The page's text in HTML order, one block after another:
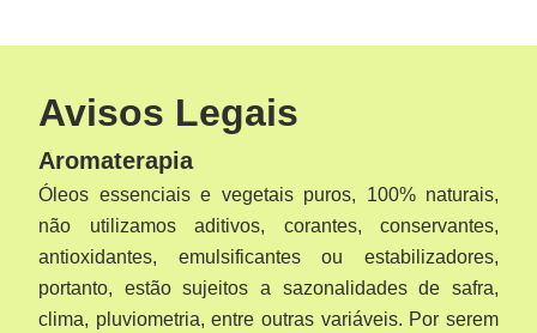
Avisos Legais
Aromaterapia
Óleos essenciais e vegetais puros, 100% naturais,
não utilizamos aditivos, corantes, conservantes,
antioxidantes, emulsificantes ou estabilizadores,
portanto, estão sujeitos a sazonalidades de safra,
clima, pluviometria, entre outras variáveis. Por serem